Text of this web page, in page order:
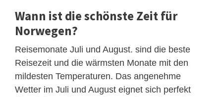
Wann ist die schönste Zeit für
Norwegen?
Reisemonate Juli und August. sind die beste
Reisezeit und die wärmsten Monate mit den
mildesten Temperaturen. Das angenehme
Wetter im Juli und August eignet sich perfekt